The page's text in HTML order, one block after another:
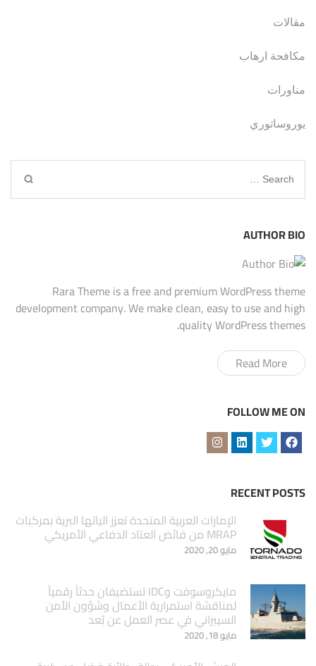
مقالات
مكافحة ارهاب
مناورات
يوروساتوري
Search
for:
AUTHOR BIO
Rara Theme is a free and premium WordPress theme
development company. We make clean, easy to use and high
quality WordPress themes.
Read More
FOLLOW ME ON
RECENT POSTS
الإمارات العربية المتحدة تعزز الياتها البرية بمركبات
MRAP من فائض العتاد الدفاعي الأمريكي
مايو 20, 2020
مايكروسوفت وIDC تستضيفان حدثاً رقمياً
لمناقشة استمرارية الأعمال وشؤون الأمن
السيبراني في عصر العمل عن بُعد
مايو 18, 2020